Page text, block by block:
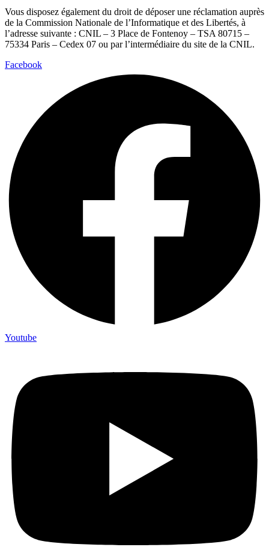
Vous disposez également du droit de déposer une réclamation auprès
de la Commission Nationale de l’Informatique et des Libertés, à
l’adresse suivante : CNIL – 3 Place de Fontenoy – TSA 80715 –
75334 Paris – Cedex 07 ou par l’intermédiaire du site de la CNIL.
Facebook
Youtube